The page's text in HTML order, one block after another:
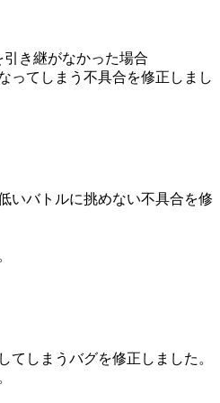
き継がなかった場合
ってしまう不具合を修正しまし
いバトルに挑めない不具合を修
てしまうバグを修正しました。